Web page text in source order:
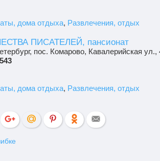
дома отдыха, Развлечения, отдых
ПИСАТЕЛЕЙ, пансионат
пос. Комарово, Кавалерийская ул.,
дома отдыха, Развлечения, отдых